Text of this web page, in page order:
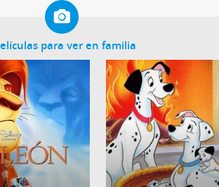
para ver en familia